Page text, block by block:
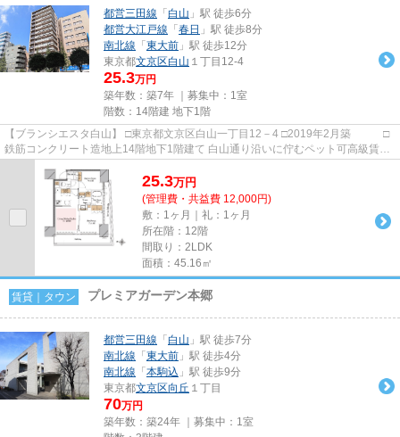
都営三田線 「 白山 」駅 徒歩6分
都営大江戸線 「 春日 」駅 徒歩8分
南北線 「 東大前 」駅 徒歩12分
東京都文京区白山 １丁目12-4
25.3万円
築年数：築7年 ｜募集中： 1室
階数：14階建 地下1階
【ブランシエスタ白山】 □東京都文京区白山一丁目12－4 □2019年2月築 □
鉄筋コンクリート造地上14階地下1階建て 白山通り沿いに佇むペット可高級賃貸
25.3万円
(管理費・共益費 12,000円)
敷：1ヶ月｜礼：1ヶ月
所在階：12階
間取り：2LDK
面積：45.16㎡
賃貸｜タウン プレミアガーデン本郷
都営三田線 「 白山 」駅 徒歩7分
南北線 「 東大前 」駅 徒歩4分
南北線 「 本駒込 」駅 徒歩9分
東京都文京区向丘 １丁目
70万円
築年数：築24年 ｜募集中： 1室